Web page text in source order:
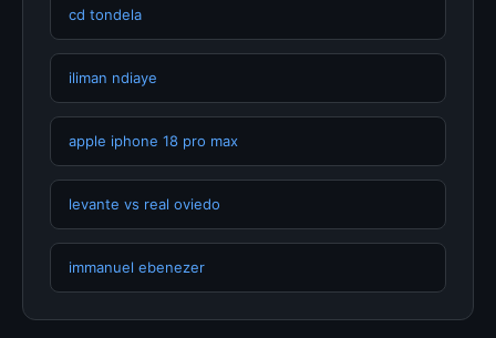
cd tondela
iliman ndiaye
apple iphone 18 pro max
levante vs real oviedo
immanuel ebenezer